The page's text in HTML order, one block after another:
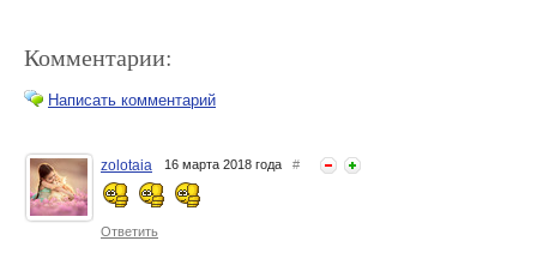
Флешмоб ФотоЧарм:
"Храмовая архитектура" -
ПРИЗЫ от "Велиния"!
Комментарии:
Написать комментарий
zolotaia 16 марта 2018 года #
Ответить